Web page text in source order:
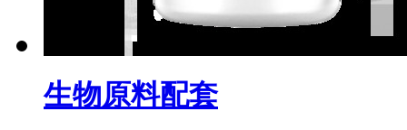
生物原料配套